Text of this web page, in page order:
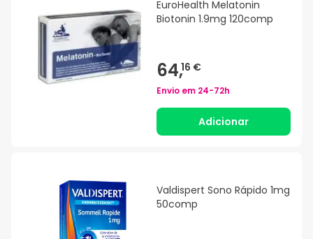
EuroHealth Melatonin
Biotonin 1.9mg 120comp
64,16 €
Envio em 24-72h
Adicionar
Valdispert Sono Rápido 1mg
50comp